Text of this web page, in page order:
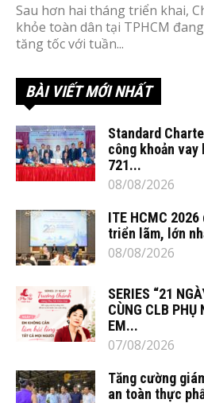
Sau hơn hai tháng triển khai,
khỏe toàn dân tại TPHCM
tăng tốc với tuần...
BÀI VIẾT MỚI NHẤT
Standard
công khoản
721...
08/08/2026
ITE HCMC
triển lãm, lớn
08/08/2026
SERIES “21
CÙNG CLB PHỤ
EM...
07/08/2026
Tăng cường
an toàn thực